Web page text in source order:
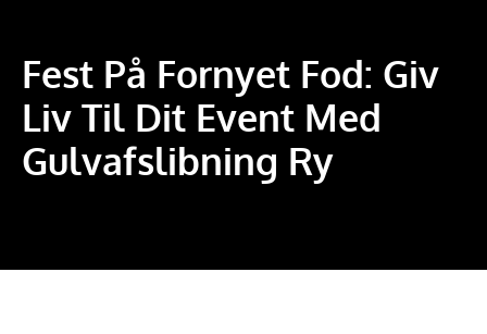
Fest På Fornyet Fod: Giv
Liv Til Dit Event Med
Gulvafslibning Ry